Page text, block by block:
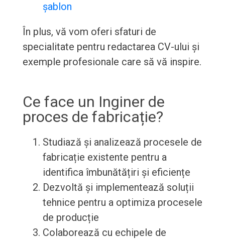
șablon
În plus, vă vom oferi sfaturi de
specialitate pentru redactarea CV-ului și
exemple profesionale care să vă inspire.
Ce face un Inginer de
proces de fabricație?
Studiază și analizează procesele de
fabricație existente pentru a
identifica îmbunătățiri și eficiențe
Dezvoltă și implementează soluții
tehnice pentru a optimiza procesele
de producție
Colaborează cu echipele de